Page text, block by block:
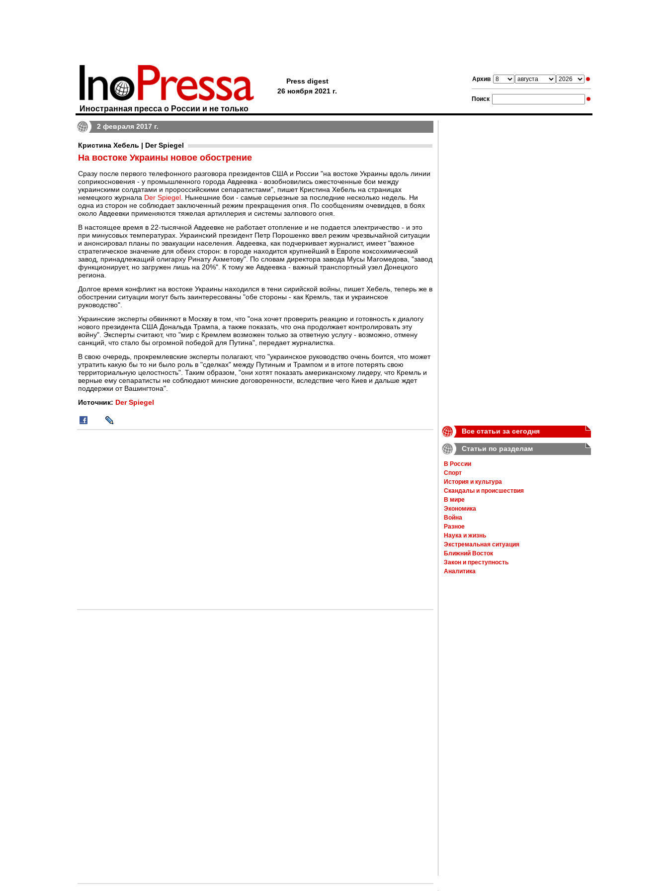
Архив
Поиск
Иностранная пресса о России и не только
Press digest
26 ноября 2021 г.
2 февраля 2017 г.
Кристина Хебель | Der Spiegel
На востоке Украины новое обострение
Сразу после первого телефонного разговора президентов США и России "на востоке Украины вдоль линии
соприкосновения - у промышленного города Авдеевка - возобновились ожесточенные бои между
украинскими солдатами и пророссийскими сепаратистами", пишет Кристина Хебель на страницах
немецкого журнала Der Spiegel . Нынешние бои - самые серьезные за последние несколько недель. Ни
одна из сторон не соблюдает заключенный режим прекращения огня. По сообщениям очевидцев, в боях
около Авдеевки применяются тяжелая артиллерия и системы залпового огня.
В настоящее время в 22-тысячной Авдеевке не работает отопление и не подается электричество - и это
при минусовых температурах. Украинский президент Петр Порошенко ввел режим чрезвычайной ситуации
и анонсировал планы по эвакуации населения. Авдеевка, как подчеркивает журналист, имеет "важное
стратегическое значение для обеих сторон: в городе находится крупнейший в Европе коксохимический
завод, принадлежащий олигарху Ринату Ахметову". По словам директора завода Мусы Магомедова, "завод
функционирует, но загружен лишь на 20%". К тому же Авдеевка - важный транспортный узел Донецкого
региона.
Долгое время конфликт на востоке Украины находился в тени сирийской войны, пишет Хебель, теперь же в
обострении ситуации могут быть заинтересованы "обе стороны - как Кремль, так и украинское
руководство".
Украинские эксперты обвиняют в Москву в том, что "она хочет проверить реакцию и готовность к диалогу
нового президента США Дональда Трампа, а также показать, что она продолжает контролировать эту
войну". Эксперты считают, что "мир с Кремлем возможен только за ответную услугу - возможно, отмену
санкций, что стало бы огромной победой для Путина", передает журналистка.
В свою очередь, прокремлевские эксперты полагают, что "украинское руководство очень боится, что может
утратить какую бы то ни было роль в "сделках" между Путиным и Трампом и в итоге потерять свою
территориальную целостность". Таким образом, "они хотят показать американскому лидеру, что Кремль и
верные ему сепаратисты не соблюдают минские договоренности, вследствие чего Киев и дальше ждет
поддержки от Вашингтона".
Источник: Der Spiegel
Все статьи за сегодня
Статьи по разделам
В России
Спорт
История и культура
Скандалы и происшествия
В мире
Экономика
Война
Разное
Наука и жизнь
Экстремальная ситуация
Ближний Восток
Закон и преступность
Аналитика